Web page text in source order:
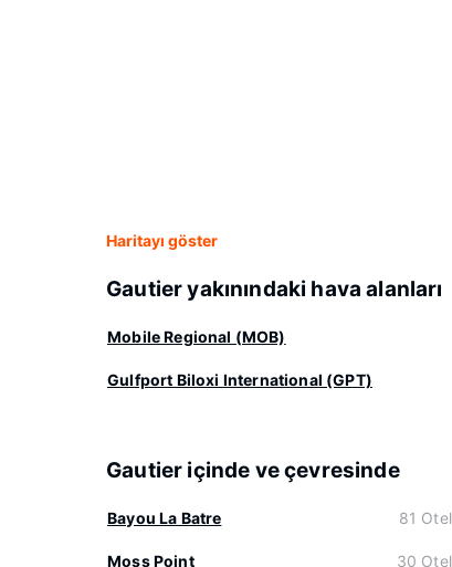
Haritayı göster
Gautier yakınındaki hava alanları
Mobile Regional (MOB)
Gulfport Biloxi International (GPT)
Gautier içinde ve çevresinde
Bayou La Batre 81 Otel
Moss Point 30 Otel